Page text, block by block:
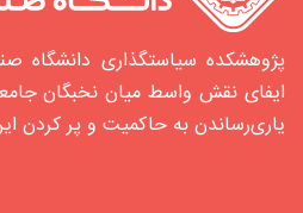
پژوهشکده سیاستگذاری دانشگاه
ایفای نقش واسط میان نخبگان
یاری‌رساندن به حاکمیت و پر کردن